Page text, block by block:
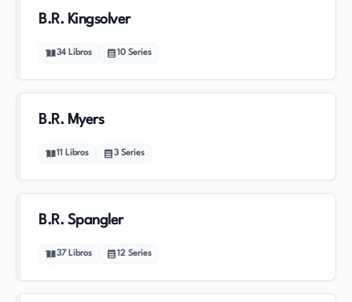
B.R. Kingsolver
34 Libros 10 Series
B.R. Myers
11 Libros 3 Series
B.R. Spangler
37 Libros 12 Series